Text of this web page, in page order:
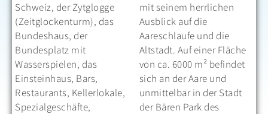
Schweiz, der Zytglogge
(Zeitglockenturm), das
Bundeshaus, der
Bundesplatz mit
Wasserspielen, das
Einsteinhaus, Bars,
Restaurants, Kellerlokale,
Spezialgeschäfte,
mit seinem herrlichen
Ausblick auf die
Aareschlaufe und die
Altstadt. Auf einer Fläche
von ca. 6000 m² befindet
sich an der Aare und
unmittelbar in der Stadt
der Bären Park des